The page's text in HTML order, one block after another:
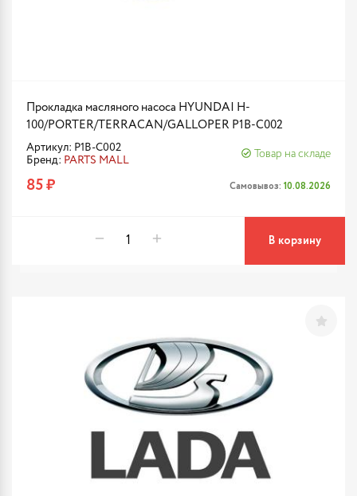
Прокладка масляного насоса HYUNDAI H-
100/PORTER/TERRACAN/GALLOPER P1B-C002
Артикул: P1B-C002
Бренд: PARTS MALL
Товар на складе
85 ₽ Самовывоз: 10.08.2026
В корзину